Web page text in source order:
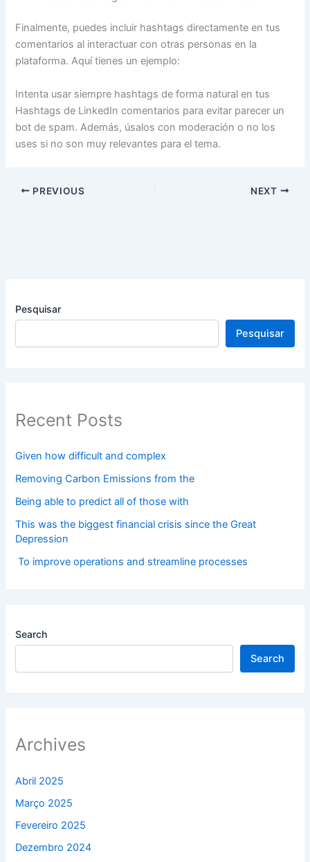
Finalmente, puedes incluir hashtags directamente en tus
comentarios al interactuar con otras personas en la
plataforma. Aquí tienes un ejemplo:
Intenta usar siempre hashtags de forma natural en tus
Hashtags de LinkedIn comentarios para evitar parecer un
bot de spam. Además, úsalos con moderación o no los
uses si no son muy relevantes para el tema.
PREVIOUS NEXT
Pesquisar
Pesquisar
Recent Posts
Given how difficult and complex
Removing Carbon Emissions from the
Being able to predict all of those with
This was the biggest financial crisis since the Great
Depression
To improve operations and streamline processes
Search
Search
Archives
Abril 2025
Março 2025
Fevereiro 2025
Dezembro 2024